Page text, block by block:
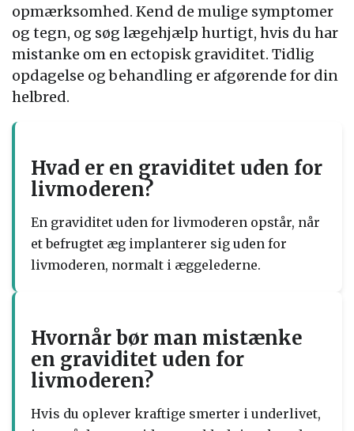
opmærksomhed. Kend de mulige symptomer
og tegn, og søg lægehjælp hurtigt, hvis du har
mistanke om en ectopisk graviditet. Tidlig
opdagelse og behandling er afgørende for din
helbred.
Hvad er en graviditet uden for
livmoderen?
En graviditet uden for livmoderen opstår, når
et befrugtet æg implanterer sig uden for
livmoderen, normalt i æggelederne.
Hvornår bør man mistænke
en graviditet uden for
livmoderen?
Hvis du oplever kraftige smerter i underlivet,